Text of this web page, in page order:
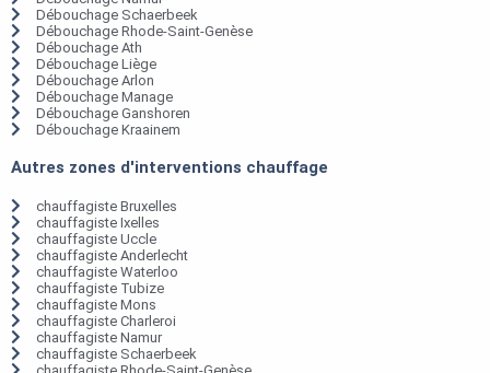
Débouchage Schaerbeek
Débouchage Rhode-Saint-Genèse
Débouchage Ath
Débouchage Liège
Débouchage Arlon
Débouchage Manage
Débouchage Ganshoren
Débouchage Kraainem
Autres zones d'interventions chauffage
chauffagiste Bruxelles
chauffagiste Ixelles
chauffagiste Uccle
chauffagiste Anderlecht
chauffagiste Waterloo
chauffagiste Tubize
chauffagiste Mons
chauffagiste Charleroi
chauffagiste Namur
chauffagiste Schaerbeek